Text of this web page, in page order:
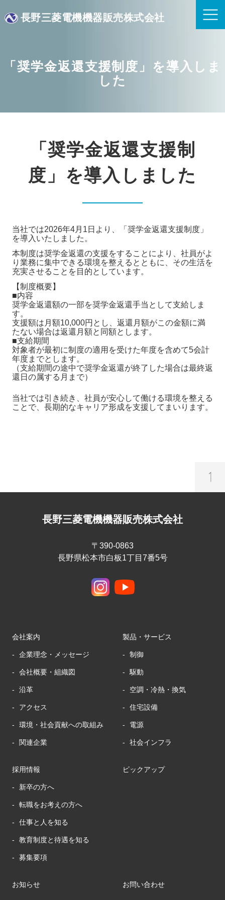
長野三菱電機機器販売株式会社
「奨学金返還支援制度」を導入しま
した
「奨学金返還支援制
度」を導入しました
当社では2026年4月1日より、「奨学金返還支援制度」
を導入いたしました。
本制度は奨学金返還の支援をすることにより、社員がよ
り業務に集中できる環境を整えるとともに、その生活を
充実させることを目的としています。
【制度概要】
■内容
奨学金返還額の一部を奨学金返還手当として支給しま
す。
支援額は月額10,000円とし、返還月額がこの金額に満
たない場合は返還月額と同額とします。
■支給期間
対象者が最初に制度の適用を受けた年度を含めて5会計
年度までとします。
（支給期間の途中で奨学金返還が終了した場合は最終返
還日の属する月まで）
当社では引き続き、社員が安心して働ける環境を整える
ことで、長期的なキャリア形成を支援してまいります。
長野三菱電機機器販売株式会社
〒390-0863
長野県松本市白板1丁目7番5号
会社案内
企業理念・メッセージ
会社概要・組織図
沿革
アクセス
環境・社会貢献への取組み
関連企業
製品・サービス
制御
駆動
空調・冷熱・換気
住宅設備
電源
社会インフラ
採用情報
新卒の方へ
転職をお考えの方へ
仕事と人を知る
教育制度と待遇を知る
募集要項
ピックアップ
お知らせ お問い合わせ